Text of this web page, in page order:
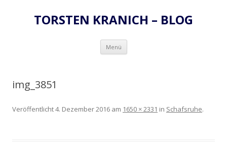
TORSTEN KRANICH – BLOG
Menü Zum
springen
img_3851
Veröffentlicht4. Dezember 2016 am 1650 × 2331 in Schafsruhe.